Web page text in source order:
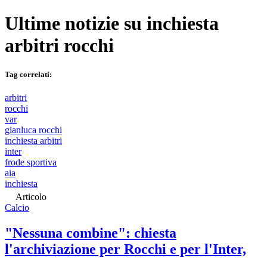
Ultime notizie su inchiesta
arbitri rocchi
Tag correlati:
arbitri
rocchi
var
gianluca rocchi
inchiesta arbitri
inter
frode sportiva
aia
inchiesta
Articolo
Calcio
"Nessuna combine": chiesta
l'archiviazione per Rocchi e per l'Inter,